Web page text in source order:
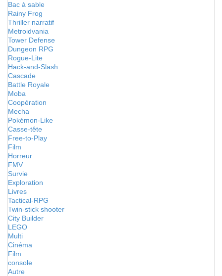
Bac à sable
Rainy Frog
Thriller narratif
Metroidvania
Tower Defense
Dungeon RPG
Rogue-Lite
Hack-and-Slash
Cascade
Battle Royale
Moba
Coopération
Mecha
Pokémon-Like
Casse-tête
Free-to-Play
Film
Horreur
FMV
Survie
Exploration
Livres
Tactical-RPG
Twin-stick shooter
City Builder
LEGO
Multi
Cinéma
Film
console
Autre